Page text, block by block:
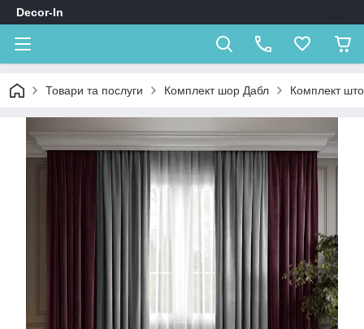
Decor-In
Товари та послуги Комплект шор Дабл Комплект